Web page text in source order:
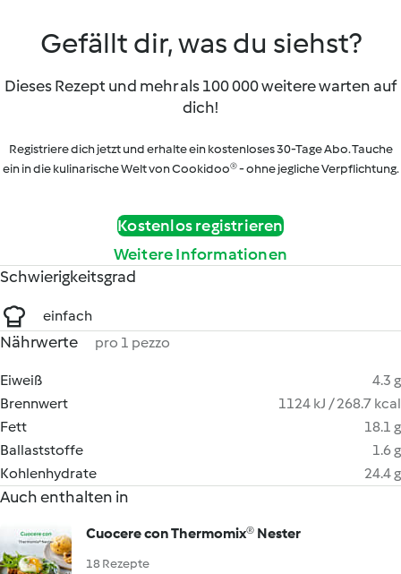
Gefällt dir, was du siehst?
Dieses Rezept und mehr als 100 000 weitere warten auf
dich!
Registriere dich jetzt und erhalte ein kostenloses 30-Tage Abo. Tauche
ein in die kulinarische Welt von Cookidoo® - ohne jegliche Verpflichtung.
Kostenlos registrieren
Weitere Informationen
Schwierigkeitsgrad
einfach
Nährwerte pro 1 pezzo
Eiweiß
4.3 g
Brennwert
1124 kJ / 268.7 kcal
Fett
18.1 g
Ballaststoffe
1.6 g
Kohlenhydrate
24.4 g
Auch enthalten in
Cuocere con Thermomix® Nester
18 Rezepte